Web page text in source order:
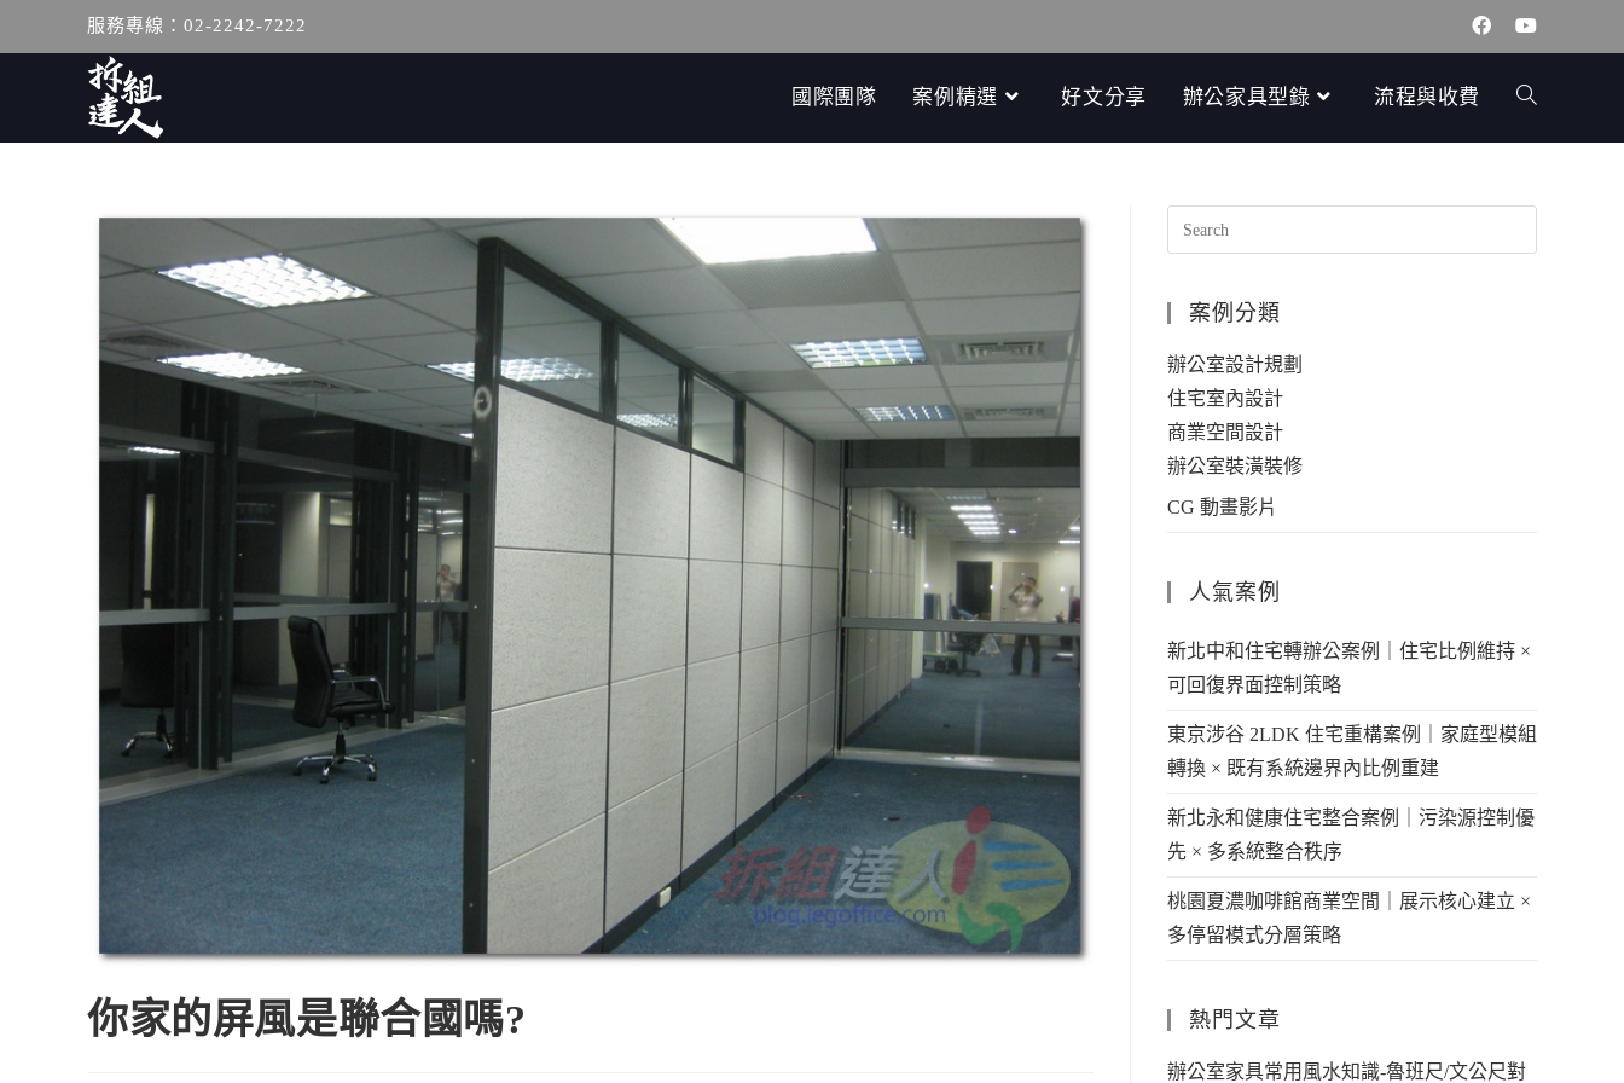
服務專線：02-2242-7222
國際團隊 案例精選 好文分享 辦公家具型錄 流程與收費
你家的屏風是聯合國嗎?
案例分類
辦公室設計規劃
住宅室內設計
商業空間設計
辦公室裝潢裝修
CG 動畫影片
人氣案例
新北中和住宅轉辦公案例｜住宅比例維持 ×
可回復界面控制策略
東京涉谷 2LDK 住宅重構案例｜家庭型模組
轉換 × 既有系統邊界內比例重建
新北永和健康住宅整合案例｜污染源控制優
先 × 多系統整合秩序
桃園夏濃咖啡館商業空間｜展示核心建立 ×
多停留模式分層策略
熱門文章
辦公室家具常用風水知識-魯班尺/文公尺對